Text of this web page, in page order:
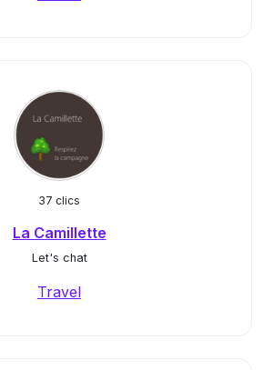
37 clics
La Camillette
Let's chat
Travel